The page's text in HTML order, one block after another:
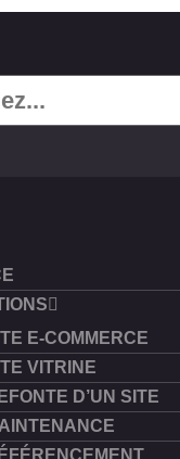
E-COMMERCE
VITRINE
D’UN SITE